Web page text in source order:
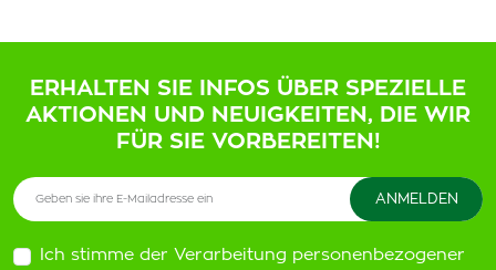
ERHALTEN SIE INFOS ÜBER SPEZIELLE
AKTIONEN UND NEUIGKEITEN, DIE WIR
FÜR SIE VORBEREITEN!
Ich stimme der Verarbeitung personenbezogener